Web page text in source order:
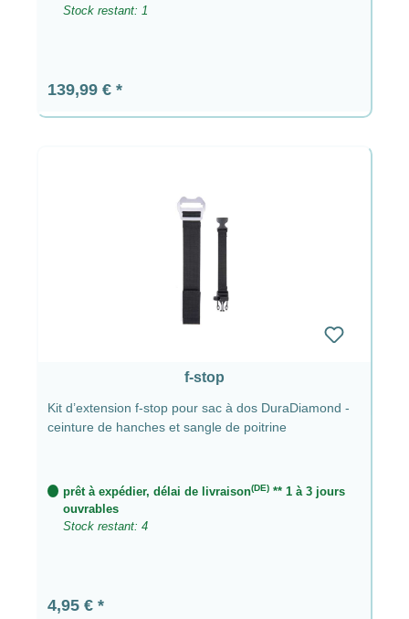
Stock restant: 1
Prix régulier :
139,99 €
f-stop
Kit d’extension f-stop pour sac à dos DuraDiamond -
ceinture de hanches et sangle de poitrine
prêt à expédier, délai de livraison(DE) ** 1 à 3 jours
ouvrables
Stock restant: 4
Prix régulier :
4,95 €